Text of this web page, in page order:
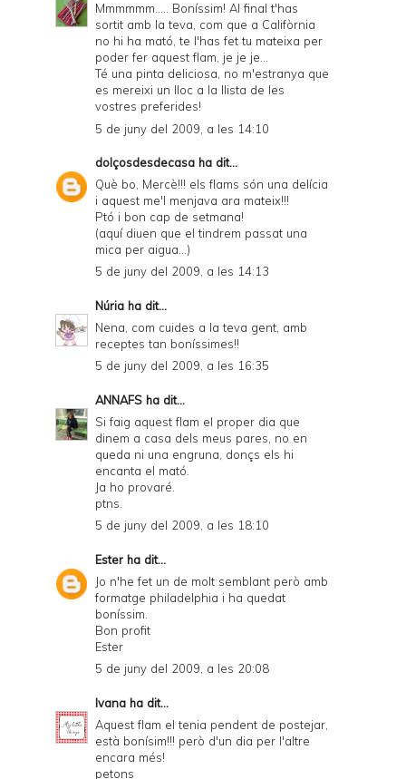
Mmmmmm..... Boníssim! Al final t'has
sortit amb la teva, com que a Califòrnia
no hi ha mató, te l'has fet tu mateixa per
poder fer aquest flam, je je je...
Té una pinta deliciosa, no m'estranya que
es mereixi un lloc a la llista de les
vostres preferides!
5 de juny del 2009, a les 14:10
dolçosdesdecasa ha dit...
Què bo, Mercè!!! els flams són una delícia
i aquest me'l menjava ara mateix!!!
Ptó i bon cap de setmana!
(aquí diuen que el tindrem passat una
mica per aigua...)
5 de juny del 2009, a les 14:13
Núria ha dit...
Nena, com cuides a la teva gent, amb
receptes tan boníssimes!!
5 de juny del 2009, a les 16:35
ANNAFS ha dit...
Si faig aquest flam el proper dia que
dinem a casa dels meus pares, no en
queda ni una engruna, donçs els hi
encanta el mató.
Ja ho provaré.
ptns.
5 de juny del 2009, a les 18:10
Ester ha dit...
Jo n'he fet un de molt semblant però amb
formatge philadelphia i ha quedat
boníssim.
Bon profit
Ester
5 de juny del 2009, a les 20:08
Ivana ha dit...
Aquest flam el tenia pendent de postejar,
està bonísim!!! però d'un dia per l'altre
encara més!
petons